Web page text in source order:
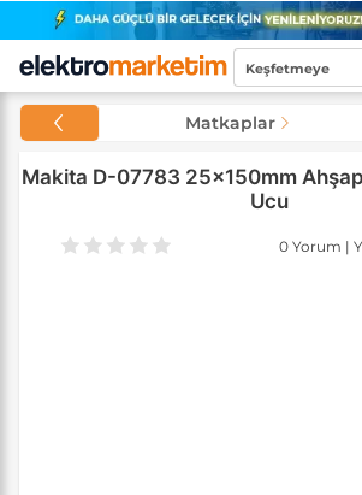
Keşfetmeye
Matkaplar
Makita D-07783 25x150mm
Ucu
0 Yorum |